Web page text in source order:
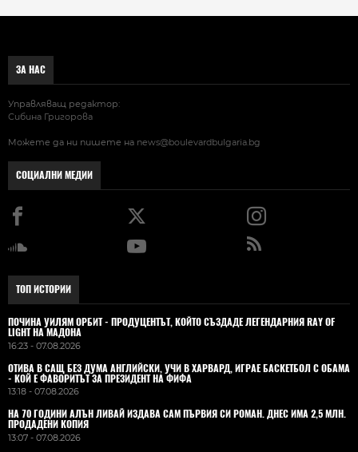
ЗА НАС
Управляващ редактор:
Сибина Григорова
Можете да ни пишете на news@boulevardbulgaria.bg
СОЦИАЛНИ МЕДИИ
ТОП ИСТОРИИ
ПОЧИНА УИЛЯМ ОРБИТ - ПРОДУЦЕНТЪТ, КОЙТО СЪЗДАДЕ ЛЕГЕНДАРНИЯ RAY OF
LIGHT НА МАДОНА
16:23 - 07.08.2026
ОТИВА В САЩ БЕЗ ДУМА АНГЛИЙСКИ, УЧИ В ХАРВАРД, ИГРАЕ БАСКЕТБОЛ С ОБАМА
- КОЙ Е ФАВОРИТЪТ ЗА ПРЕЗИДЕНТ НА ФИФА
13:18 - 07.08.2026
НА 70 ГОДИНИ АЛЪН ЛИВАЙ ИЗДАВА САМ ПЪРВИЯ СИ РОМАН. ДНЕС ИМА 2,5 МЛН.
ПРОДАДЕНИ КОПИЯ
13:07 - 07.08.2026